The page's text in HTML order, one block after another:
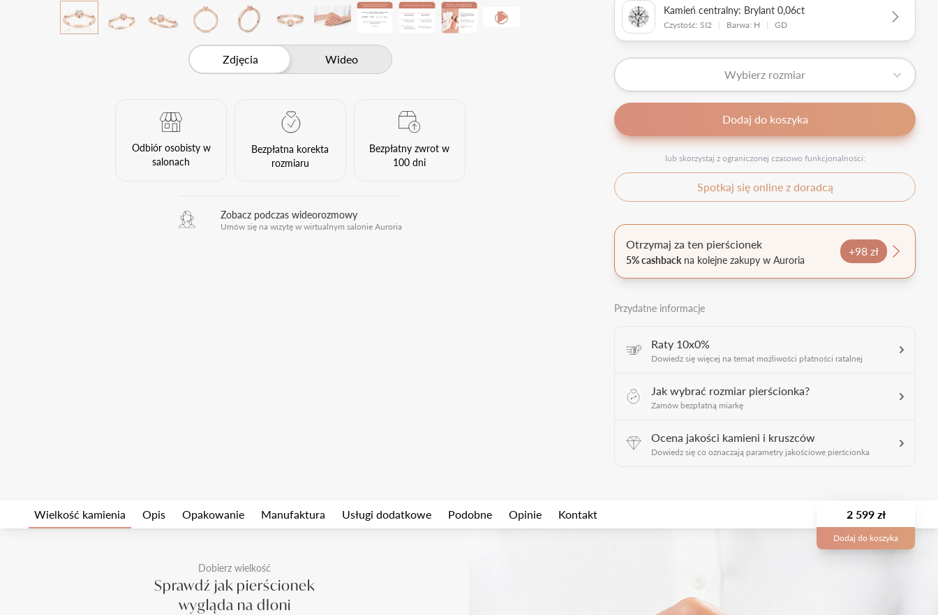
Zdjęcia Wideo
Odbiór osobisty w
salonach
Bezpłatna korekta
rozmiaru
Bezpłatny zwrot w
100 dni
Zobacz podczas wideorozmowy
Umów się na wizytę w wirtualnym salonie Auroria
Kamień centralny: Brylant 0,06ct
Czystość: SI2 | Barwa: H | GD
Wybierz rozmiar
Dodaj do koszyka
lub skorzystaj z ograniczonej czasowo funkcjonalności:
Spotkaj się online z doradcą
Otrzymaj za ten pierścionek
5% cashback na kolejne zakupy w Auroria
+98 zł
Przydatne informacje
Raty 10x0%
Dowiedz się więcej na temat możliwości płatności ratalnej
Jak wybrać rozmiar pierścionka?
Zamów bezpłatną miarkę
Ocena jakości kamieni i kruszców
Dowiedz się co oznaczają parametry jakościowe pierścionka
Wielkość kamienia Opis Opakowanie Manufaktura Usługi dodatkowe Podobne Opinie Kontakt 2 599 zł
Dodaj do koszyka
Dobierz wielkość
Sprawdź jak pierścionek
wygląda na dłoni